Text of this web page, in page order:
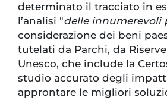
determinato il tracciato in
l’analisi "delle innumerevoli
considerazione dei beni
tutelati da Parchi, da
Unesco, che include la
studio accurato degli
approntare le migliori